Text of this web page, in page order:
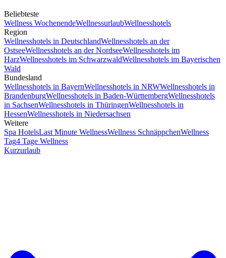
Beliebteste
Wellness WochenendeWellnessurlaubWellnesshotels
Region
Wellnesshotels in DeutschlandWellnesshotels an der
OstseeWellnesshotels an der NordseeWellnesshotels im
HarzWellnesshotels im SchwarzwaldWellnesshotels im Bayerischen
Wald
Bundesland
Wellnesshotels in BayernWellnesshotels in NRWWellnesshotels in
BrandenburgWellnesshotels in Baden-WürttembergWellnesshotels
in SachsenWellnesshotels in ThüringenWellnesshotels in
HessenWellnesshotels in Niedersachsen
Weitere
Spa HotelsLast Minute WellnessWellness SchnäppchenWellness
Tag4 Tage Wellness
Kurzurlaub